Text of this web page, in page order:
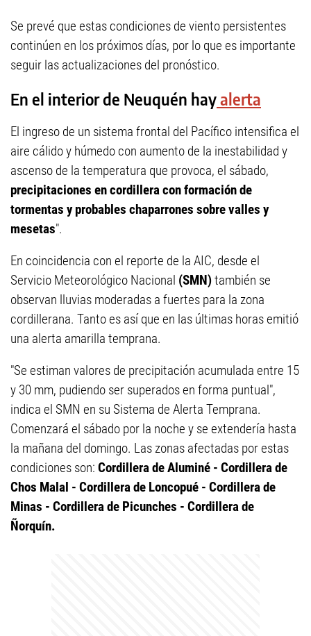
Se prevé que estas condiciones de viento persistentes
continúen en los próximos días, por lo que es importante
seguir las actualizaciones del pronóstico.
En el interior de Neuquén hayalerta
El ingreso de un sistema frontal del Pacífico intensifica el
aire cálido y húmedo con aumento de la inestabilidad y
ascenso de la temperatura que provoca, el sábado,
precipitaciones en cordillera con formación de
tormentas y probables chaparrones sobre valles y
mesetas".
En coincidencia con el reporte de la AIC, desde el
Servicio Meteorológico Nacional (SMN)también se
observan lluvias moderadas a fuertes para la zona
cordillerana. Tanto es así que en las últimas horas emitió
una alerta amarilla temprana.
"Se estiman valores de precipitación acumulada entre 15
y 30 mm, pudiendo ser superados en forma puntual",
indica el SMN en su Sistema de Alerta Temprana.
Comenzará el sábado por la noche y se extendería hasta
la mañana del domingo. Las zonas afectadas por estas
condiciones son: Cordillera de Aluminé - Cordillera de
Chos Malal - Cordillera de Loncopué - Cordillera de
Minas - Cordillera de Picunches - Cordillera de
Ñorquín.